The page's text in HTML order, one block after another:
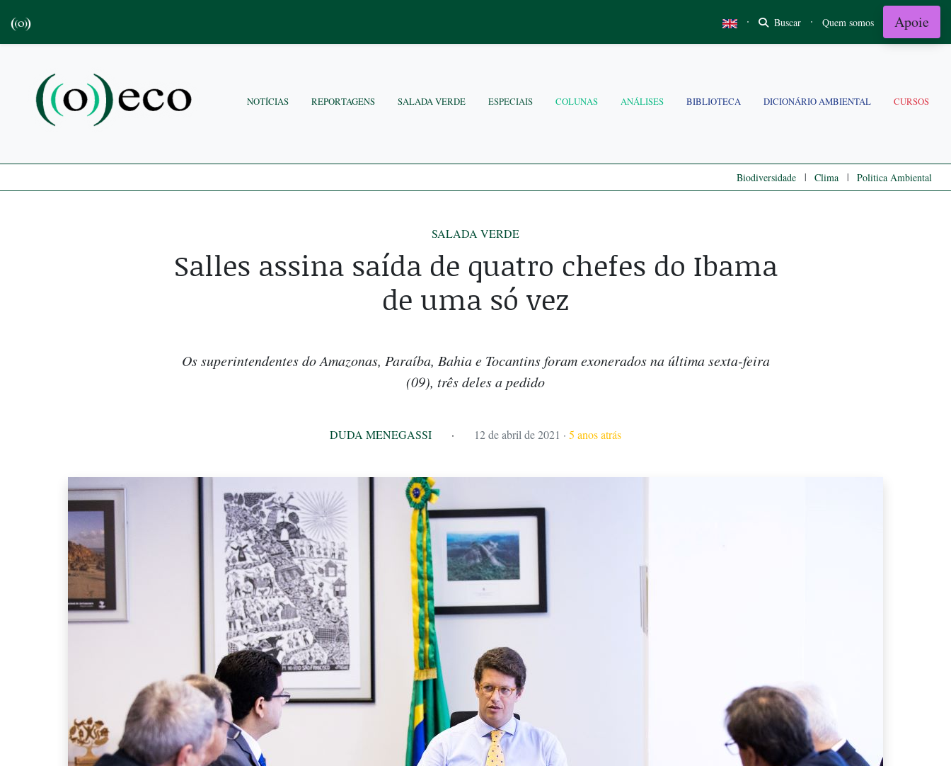
· Buscar · Quem somos Apoie
NOTÍCIAS REPORTAGENS SALADA VERDE ESPECIAIS COLUNAS ANÁLISES BIBLIOTECA DICIONÁRIO AMBIENTAL CURSOS
Biodiversidade | Clima | Politica Ambiental
SALADA VERDE
Salles assina saída de quatro chefes do Ibama
de uma só vez
Os superintendentes do Amazonas, Paraíba, Bahia e Tocantins foram exonerados na última sexta-feira
(09), três deles a pedido
DUDA MENEGASSI · 12 de abril de 2021 · 5 anos atrás